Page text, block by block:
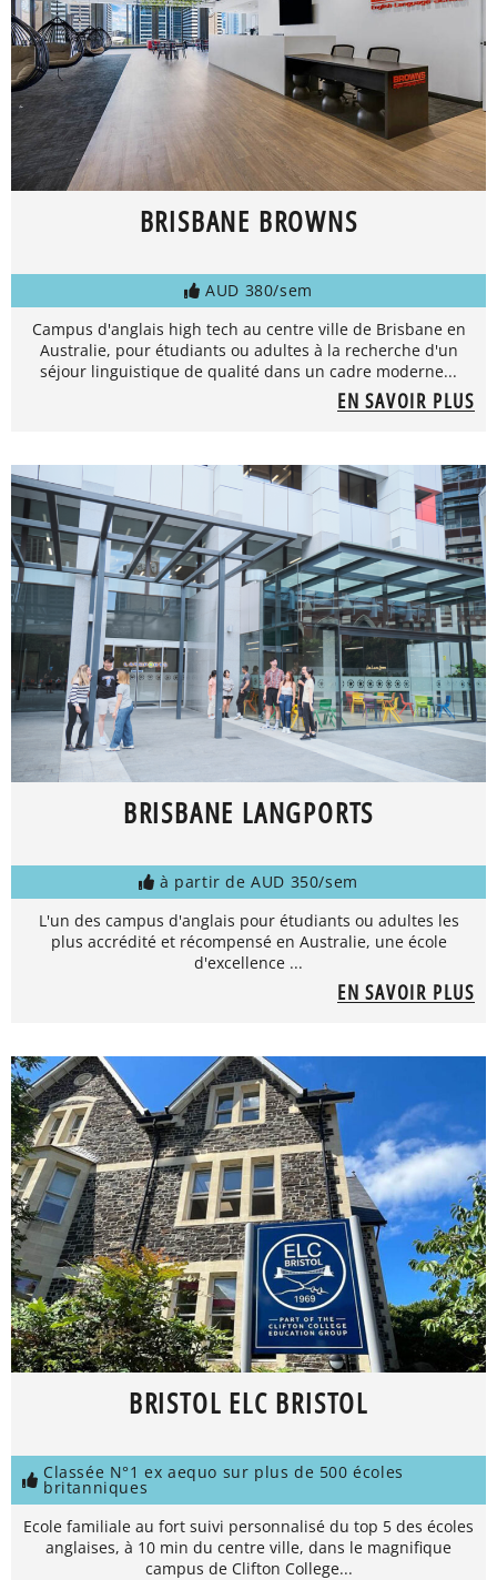
BRISBANE BROWNS
AUD 380/sem
Campus d'anglais high tech au centre ville de Brisbane en
Australie, pour étudiants ou adultes à la recherche d'un
séjour linguistique de qualité dans un cadre moderne...
EN SAVOIR PLUS
BRISBANE LANGPORTS
à partir de AUD 350/sem
L'un des campus d'anglais pour étudiants ou adultes les
plus accrédité et récompensé en Australie, une école
d'excellence ...
EN SAVOIR PLUS
BRISTOL ELC BRISTOL
Classée N°1 ex aequo sur plus de 500 écoles
britanniques
Ecole familiale au fort suivi personnalisé du top 5 des écoles
anglaises, à 10 min du centre ville, dans le magnifique
campus de Clifton College...